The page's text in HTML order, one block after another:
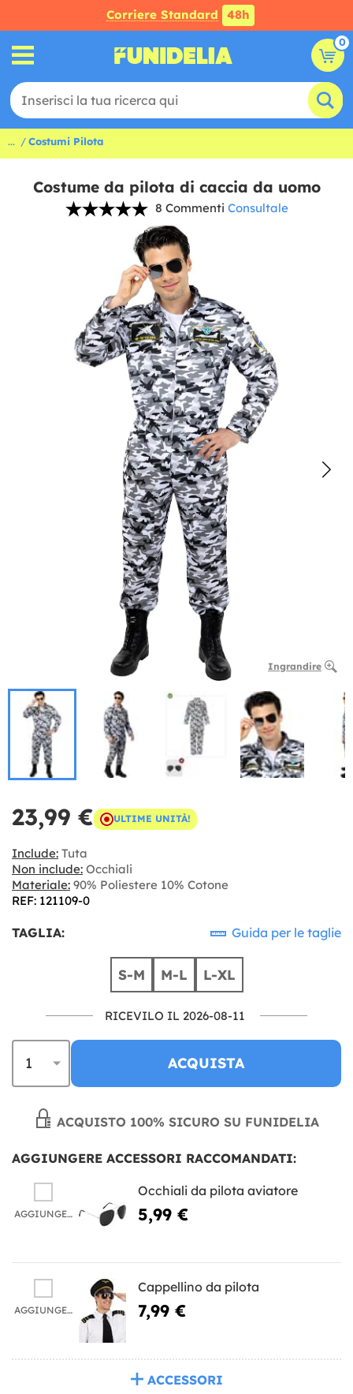
Corriere Standard 48h
0
... Costumi Pilota
Costume da pilota di caccia da uomo
8 Commenti Consultale
Ingrandire
23,99 € ULTIME UNITÀ!
Include: Tuta
Non include: Occhiali
Materiale: 90% Poliestere 10% Cotone
REF: 121109-0
TAGLIA: Guida per le taglie
S-M M-L L-XL
RICEVILO IL 2026-08-11
ACQUISTA
ACQUISTO 100% SICURO SU FUNIDELIA
AGGIUNGERE ACCESSORI RACCOMANDATI:
AGGIUNGERE
Occhiali da pilota aviatore
5,99 €
AGGIUNGERE
Cappellino da pilota
7,99 €
ACCESSORI